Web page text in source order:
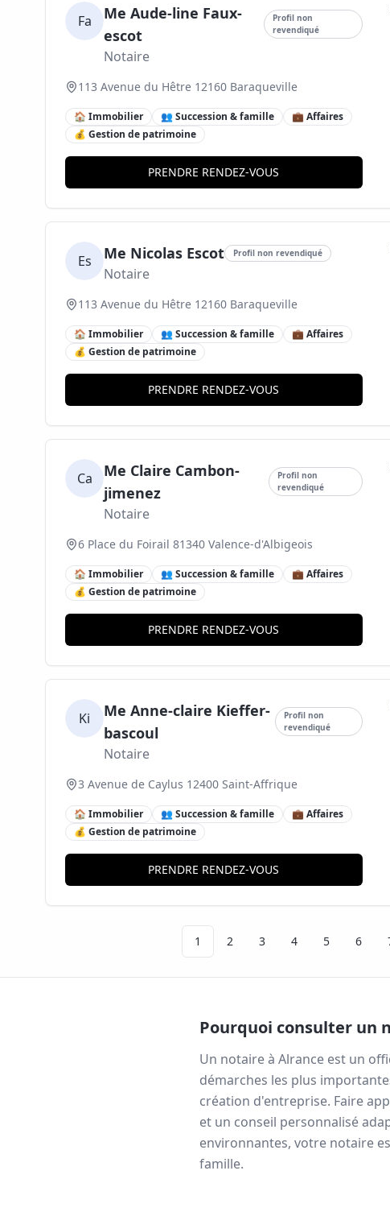
Fa
Me Aude-line Faux-
escot
Profil non
revendiqué
Notaire
113 Avenue du Hêtre 12160 Baraqueville
🏠 Immobilier 👥 Succession & famille
💼 Affaires
💰 Gestion de patrimoine
PRENDRE RENDEZ-VOUS
Es Me Nicolas Escot Profil non revendiqué
Notaire
113 Avenue du Hêtre 12160 Baraqueville
🏠 Immobilier 👥 Succession & famille
💼 Affaires
💰 Gestion de patrimoine
PRENDRE RENDEZ-VOUS
Ca
Me Claire Cambon-
jimenez
Profil non
revendiqué
Notaire
6 Place du Foirail 81340 Valence-d'Albigeois
🏠 Immobilier 👥 Succession & famille
💼 Affaires
💰 Gestion de patrimoine
PRENDRE RENDEZ-VOUS
Ki
Me Anne-claire Kieffer-
bascoul
Profil non
revendiqué
Notaire
3 Avenue de Caylus 12400 Saint-Affrique
🏠 Immobilier 👥 Succession & famille
💼 Affaires
💰 Gestion de patrimoine
PRENDRE RENDEZ-VOUS
1 2 3 4 5 6
Pourquoi consulter un
Un notaire à Alrance est un
démarches les plus
création d'entreprise. Faire
et un conseil personnalisé
environnantes, votre notaire
famille.